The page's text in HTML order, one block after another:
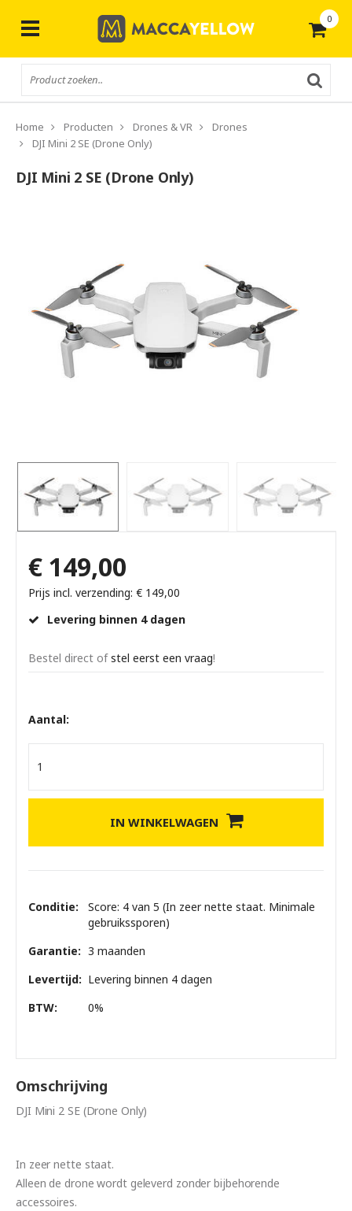
0
Home Producten Drones & VR
Drones
DJI Mini 2 SE (Drone Only)
DJI Mini 2 SE (Drone Only)
€ 149,00
Prijs incl. verzending: € 149,00
Levering binnen 4 dagen
Bestel direct ofstel eerst een vraag!
Aantal:
IN WINKELWAGEN
Conditie:
Score: 4 van 5 (In zeer nette staat. Minimale
gebruikssporen)
Garantie: 3 maanden
Levertijd: Levering binnen 4 dagen
BTW:
0%
Omschrijving
DJI Mini 2 SE (Drone Only)
In zeer nette staat.
Alleen de drone wordt geleverd zonder bijbehorende
accessoires.